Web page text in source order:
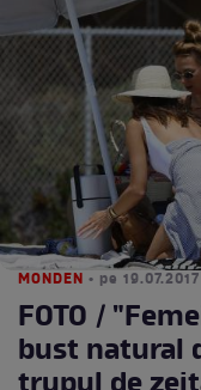
MONDEN • pe
FOTO /
bust natural